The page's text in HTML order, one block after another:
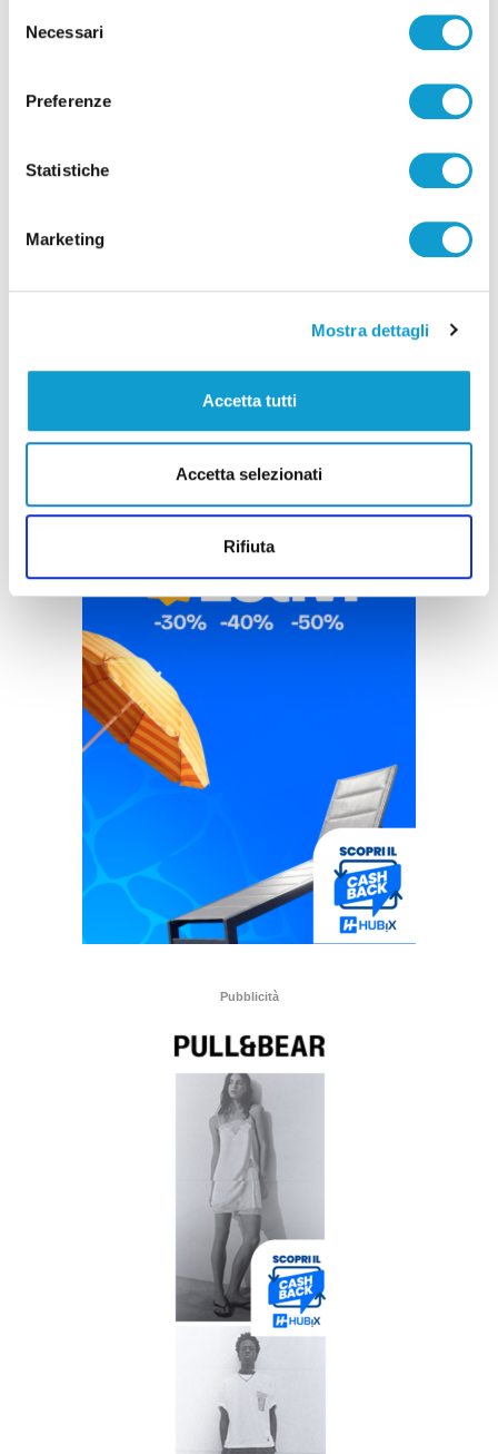
delNecessari
Preferenze
Statistiche
Marketing
Mostra dettagli
Accetta tutti
Accetta selezionati
Rifiuta
Settore Giovanile Academy - Alessandro Re, da
Castelfidardo al Latina Calcio
Pubblicità